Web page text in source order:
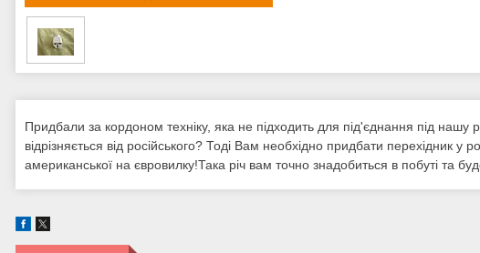
Придбали за кордоном техніку, яка не підходить для під'єднання під нашу
відрізняється від російського? Тоді Вам необхідно придбати перехідник
американської на євровилку!Така річ вам точно знадобиться в побуті та